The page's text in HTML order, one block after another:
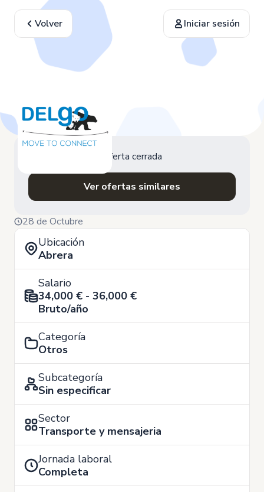
Volver Iniciar sesión
Oferta cerrada
Ver ofertas similares
28 de Octubre
Ubicación
Abrera
Salario
34,000 € - 36,000 €
Bruto/año
Categoría
Otros
Subcategoría
Sin especificar
Sector
Transporte y mensajeria
Jornada laboral
Completa